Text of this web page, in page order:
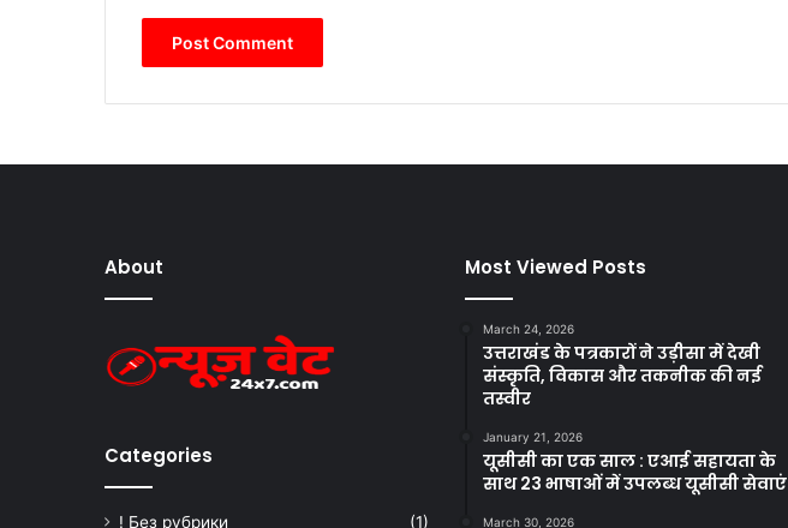
About
Categories
! Без рубрики (1)
Most Viewed Posts
March 24, 2026
उत्तराखंड के पत्रकारों ने उड़ीसा में देखी
संस्कृति, विकास और तकनीक की नई
तस्वीर
January 21, 2026
यूसीसी का एक साल : एआई सहायता के
साथ 23 भाषाओं में उपलब्ध यूसीसी सेवाएं
March 30, 2026